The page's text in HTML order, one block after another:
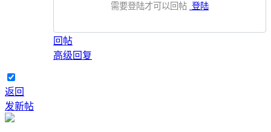
需要登陆才可以回帖 登陆
回帖
高级回复
返回
发新帖